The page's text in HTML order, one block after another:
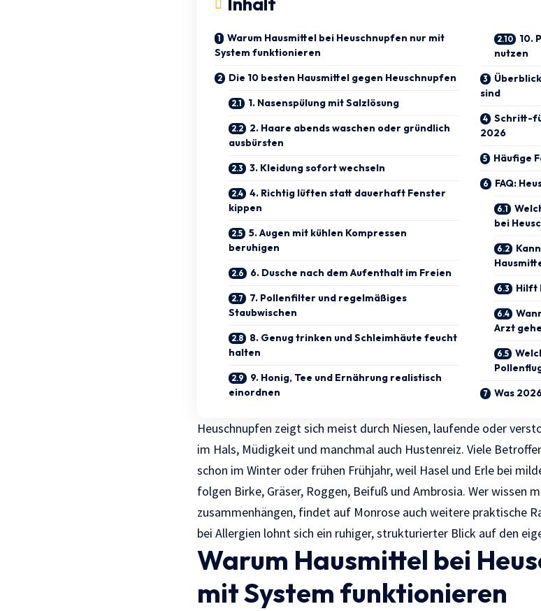
Warum Hausmittel bei Heuschnupfen nur mit
System funktionieren
Die 10 besten Hausmittel gegen Heuschnupfen
1. Nasenspülung mit Salzlösung
2. Haare abends waschen oder gründlich
ausbürsten
3. Kleidung sofort wechseln
4. Richtig lüften statt dauerhaft Fenster
kippen
5. Augen mit kühlen Kompressen
beruhigen
6. Dusche nach dem Aufenthalt im Freien
7. Pollenfilter und regelmäßiges
Staubwischen
8. Genug trinken und Schleimhäute feucht
halten
9. Honig, Tee und Ernährung realistisch
einordnen
10.
nutzen
sind
Schritt-
2026
Häufige
FAQ:
bei
Hilft
Arzt
Was
Heuschnupfen zeigt sich meist durch Niesen, laufende oder
im Hals, Müdigkeit und manchmal auch Hustenreiz. Viele
schon im Winter oder frühen Frühjahr, weil Hasel und Erle bei
folgen Birke, Gräser, Roggen, Beifuß und Ambrosia. Wer wissen
zusammenhängen, findet auf Monrose auch weitere praktische
bei Allergien lohnt sich ein ruhiger, strukturierter Blick auf den
Warum Hausmittel bei
mit System funktionieren